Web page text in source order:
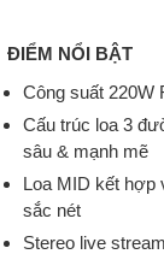
ĐIỂM NỔI BẬT
Công suất 220W
Cấu trúc loa 3
sâu & mạnh mẽ
Loa MID kết hợp
sắc nét
Stereo live